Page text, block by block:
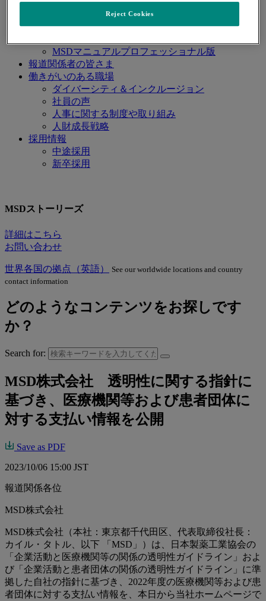
MSDマニュアル家庭版
医療関係者の皆さま
MSDマニュアルプロフェッショナル版
報道関係者の皆さま
働きがいのある職場
ダイバーシティ＆インクルージョン
社員の声
人事に関する制度や取り組み
人財成長戦略
採用情報
中途採用
新卒採用
MSDストーリーズ
詳細はこちら
お問い合わせ
世界各国の拠点（英語）
See our worldwide locations and country
contact information
どのようなコンテンツをお探しです
か？
Search for:
MSD株式会社 透明性に関する指針に
基づき、医療機関等および患者団体に
対する支払い情報を公開
Save as PDF
2023/10/06 15:00 JST
報道関係各位
MSD株式会社
MSD株式会社（本社：東京都千代田区、代表取締役社長：
カイル・タトル、以下 「MSD」）は、日本製薬工業協会の
「企業活動と医療機関等の関係の透明性ガイドライン」およ
び「企業活動と患者団体の関係の透明性ガイドライン」に準
拠した自社の指針に基づき、2022年度の医療機関等および患
者団体に対する支払い情報を、本日から当社ホームページで
Reject Cookies